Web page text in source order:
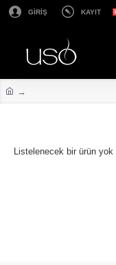
GİRİŞ KAYIT
Listelenecek bir ürün yok